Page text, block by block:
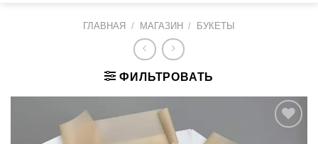
ГЛАВНАЯ / МАГАЗИН / БУКЕТЫ
ФИЛЬТРОВАТЬ